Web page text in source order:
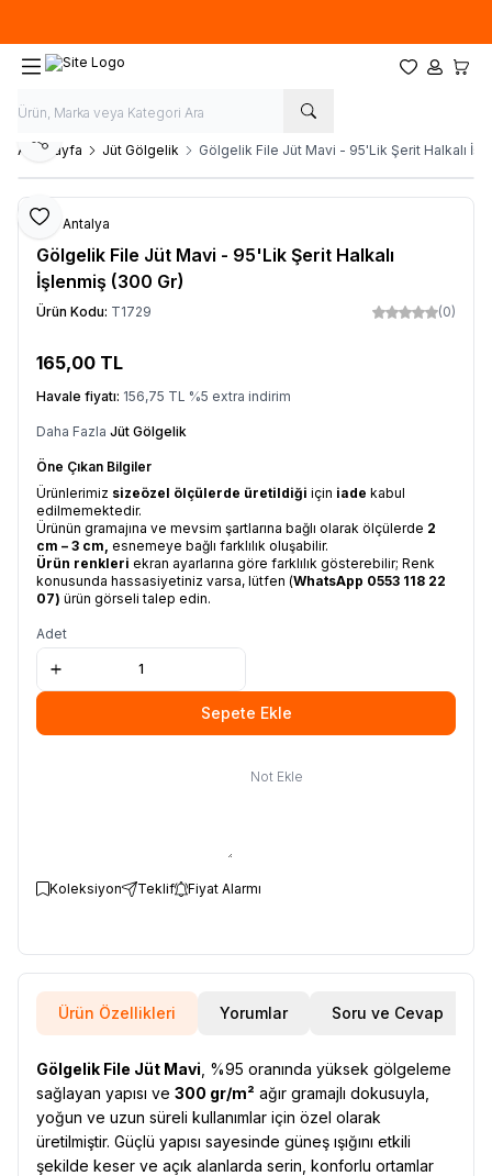
Favorilerim
Hesabım
Ana Sayfa Jüt Gölgelik Gölgelik File Jüt Mavi - 95'Lik Şerit Halkalı
Favoriye Ekle
Paylaş
File Antalya
Gölgelik File Jüt Mavi - 95'Lik Şerit Halkalı
İşlenmiş (300 Gr)
Ürün Kodu: T1729 (0)
165,00 TL
Havale fiyatı: 156,75 TL %5 extra indirim
Daha Fazla Jüt Gölgelik
Öne Çıkan Bilgiler
Ürünlerimiz sizeözel ölçülerde üretildiği için iade kabul
edilmemektedir.
Ürünün gramajına ve mevsim şartlarına bağlı olarak ölçülerde 2
cm – 3 cm, esnemeye bağlı farklılık oluşabilir.
Ürün renkleri ekran ayarlarına göre farklılık gösterebilir; Renk
konusunda hassasiyetiniz varsa, lütfen (WhatsApp 0553 118 22
07) ürün görseli talep edin.
Adet
Sepete Ekle
Not Ekle
Koleksiyon Teklif Fiyat Alarmı
Ürün Özellikleri Yorumlar Soru ve Cevap
Gölgelik File Jüt Mavi , %95 oranında yüksek gölgeleme
sağlayan yapısı ve 300 gr/m² ağır gramajlı dokusuyla,
yoğun ve uzun süreli kullanımlar için özel olarak
üretilmiştir. Güçlü yapısı sayesinde güneş ışığını etkili
şekilde keser ve açık alanlarda serin, konforlu ortamlar